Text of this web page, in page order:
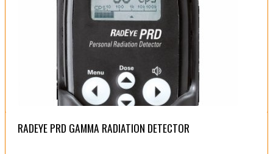
RADEYE PRD GAMMA RADIATION DETECTOR